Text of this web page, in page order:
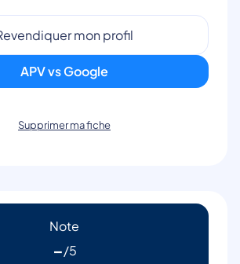
mon profil
APV vs Google
Supprimer ma fiche
Note
-